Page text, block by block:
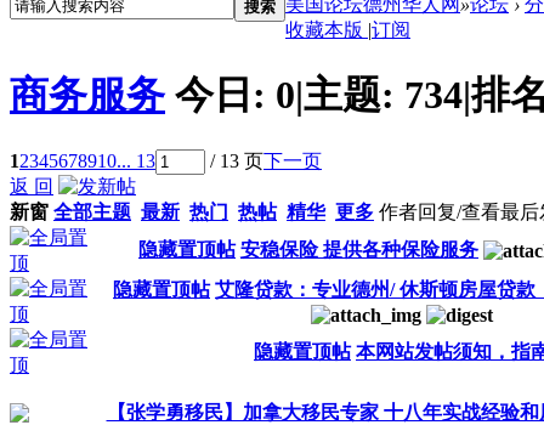
搜索
收藏本版 |订阅
商务服务 今日: 0|主题: 734|排
12345678910... 13 / 13 页下一页
返 回
新窗 全部主题 最新 热门 热帖 精华 更多 作者回复/查看最后
隐藏置顶帖 安稳保险 提供各种保险服务
隐藏置顶帖 艾隆贷款：专业德州/ 休斯顿房屋贷款
隐藏置顶帖 本网站发帖须知，指
【张学勇移民】加拿大移民专家 十八年实战经验和